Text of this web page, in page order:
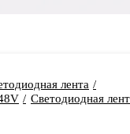
лента
Светодиодная